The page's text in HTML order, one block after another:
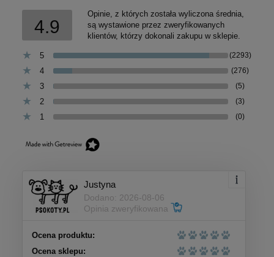
4.9
Opinie, z których została wyliczona średnia,
są wystawione przez zweryfikowanych
klientów, którzy dokonali zakupu w sklepie.
5 (2293)
4 (276)
3 (5)
2 (3)
1 (0)
Justyna
Dodano: 2026-08-06
Opinia zweryfikowana
Ocena produktu:
Ocena sklepu: